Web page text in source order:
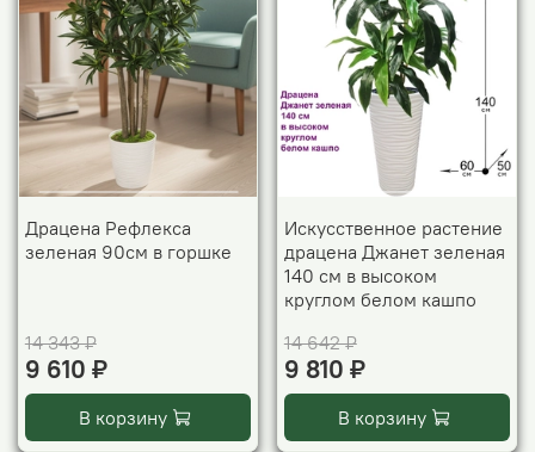
Драцена Рефлекса
зеленая 90см в горшке
14 343 ₽
9 610 ₽
В корзину
Искусственное растение
драцена Джанет зеленая
140 см в высоком
круглом белом кашпо
14 642 ₽
9 810 ₽
В корзину